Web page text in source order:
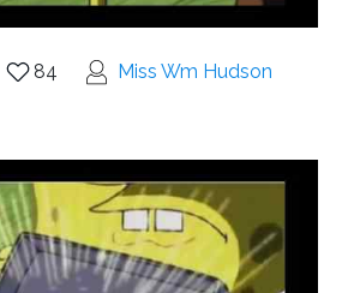
84 Miss Wm Hudson